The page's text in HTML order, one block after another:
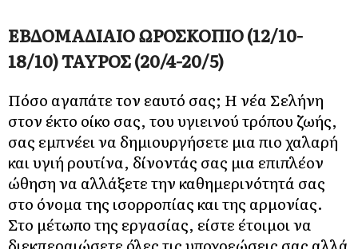
ΕΒΔΟΜΑΔΙΑΙΟ ΩΡΟΣΚΟΠΙΟ (12/10-
18/10) ΤΑΥΡΟΣ (20/4-20/5)
Πόσο αγαπάτε τον εαυτό σας; Η νέα Σελήνη
στον έκτο οίκο σας, του υγιεινού τρόπου ζωής,
σας εμπνέει να δημιουργήσετε μια πιο χαλαρή
και υγιή ρουτίνα, δίνοντάς σας μια επιπλέον
ώθηση να αλλάξετε την καθημερινότητά σας
στο όνομα της ισορροπίας και της αρμονίας.
Στο μέτωπο της εργασίας, είστε έτοιμοι να